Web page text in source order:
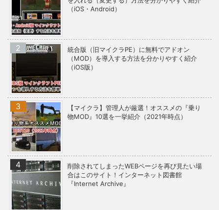
（iOS・Android）
統合版（旧マイクラPE）に無料でアドオン
（MOD）を導入する方法を分かりやすく紹介
（iOS版）
【マイクラ】管理人が厳選！オススメの『乗り
物MOD』10選を一挙紹介（2021年時点）
削除されてしまったWEBページを再び見たい場
合はこのサイト！インターネット図書館
『Internet Archive』